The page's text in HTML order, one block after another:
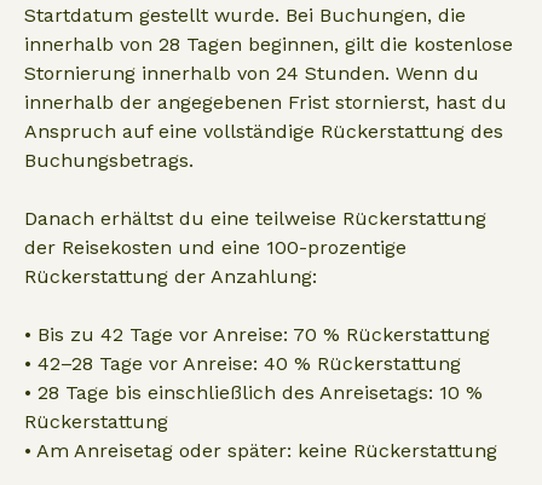
Startdatum gestellt wurde. Bei Buchungen, die
innerhalb von 28 Tagen beginnen, gilt die kostenlose
Stornierung innerhalb von 24 Stunden. Wenn du
innerhalb der angegebenen Frist stornierst, hast du
Anspruch auf eine vollständige Rückerstattung des
Buchungsbetrags.
Danach erhältst du eine teilweise Rückerstattung
der Reisekosten und eine 100-prozentige
Rückerstattung der Anzahlung:
• Bis zu 42 Tage vor Anreise: 70 % Rückerstattung
• 42–28 Tage vor Anreise: 40 % Rückerstattung
• 28 Tage bis einschließlich des Anreisetags: 10 %
Rückerstattung
• Am Anreisetag oder später: keine Rückerstattung